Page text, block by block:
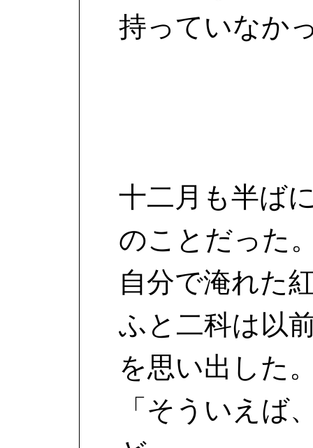
持っていなか
十二月も半ば
のことだった
自分で淹れた
ふと二科は以
を思い出した
「そういえば